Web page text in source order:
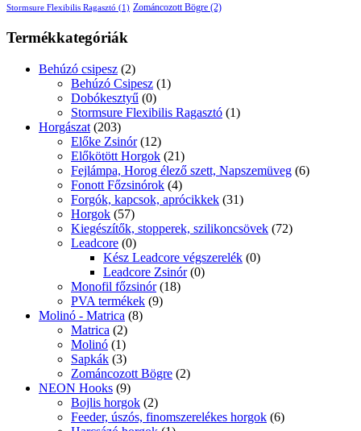
Stormsure Flexibilis Ragasztó (1) Zománcozott Bögre (2)
Termékkategóriák
Behúzó csipesz (2)
Behúzó Csipesz (1)
Dobókesztyű (0)
Stormsure Flexibilis Ragasztó (1)
Horgászat (203)
Előke Zsinór (12)
Előkötött Horgok (21)
Fejlámpa, Horog élező szett, Napszemüveg (6)
Fonott Főzsinórok (4)
Forgók, kapcsok, aprócikkek (31)
Horgok (57)
Kiegészítők, stopperek, szilikoncsövek (72)
Leadcore (0)
Kész Leadcore végszerelék (0)
Leadcore Zsinór (0)
Monofil főzsinór (18)
PVA termékek (9)
Molinó - Matrica (8)
Matrica (2)
Molinó (1)
Sapkák (3)
Zománcozott Bögre (2)
NEON Hooks (9)
Bojlis horgok (2)
Feeder, úszós, finomszerelékes horgok (6)